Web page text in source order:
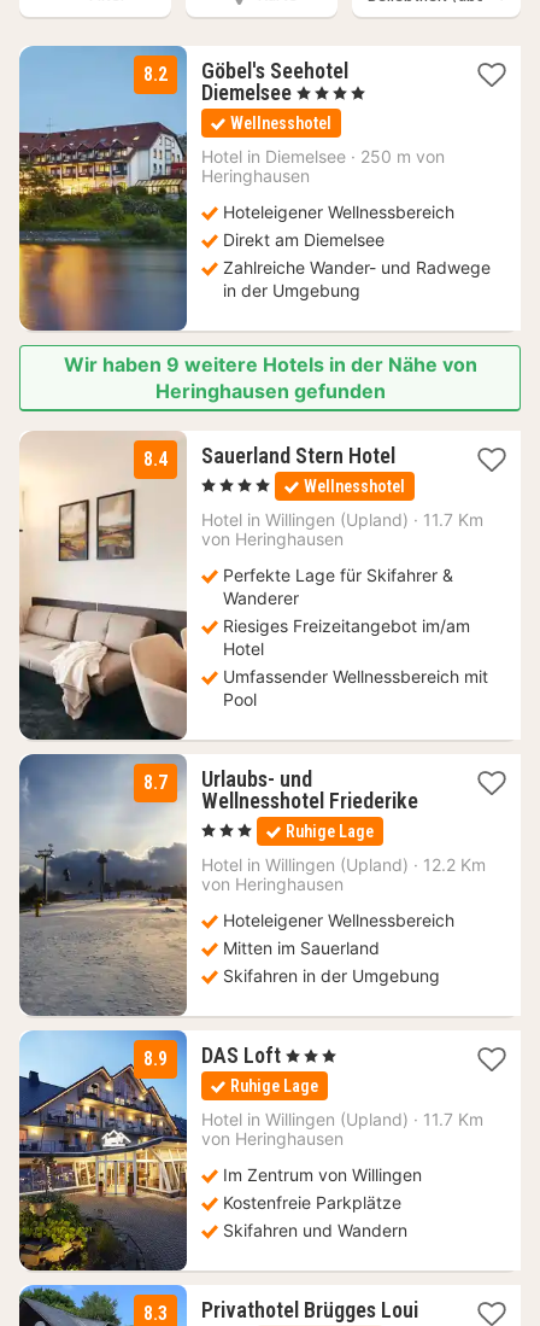
8.2
Göbel's Seehotel
Diemelsee 1
Nacht
ab
162
€
, 4 Sterne
Wellnesshotel
Hotel in Diemelsee · 250 m von
Heringhausen
Hoteleigener Wellnessbereich
Direkt am Diemelsee
Zahlreiche Wander- und Radwege
in der Umgebung
Wir haben 9 weitere Hotels in der Nähe von
Heringhausen gefunden
8.4 Sauerland Stern Hotel2
Nächte
ab
99,50
, 4 Sterne Wellnesshotel
Hotel in Willingen (Upland) · 11.7 Km
von Heringhausen
Perfekte Lage für Skifahrer &
Wanderer
Riesiges Freizeitangebot im/am
Hotel
Umfassender Wellnessbereich mit
Pool
8.7
Urlaubs- und
Wellnesshotel Friederike2
134
, 3 Sterne Ruhige Lage
Hotel in Willingen (Upland) · 12.2 Km
von Heringhausen
Hoteleigener Wellnessbereich
Mitten im Sauerland
Skifahren in der Umgebung
8.9 DAS Loft 3
Nächte
ab
97,33
€
, 3 Sterne
Ruhige Lage
Hotel in Willingen (Upland) · 11.7 Km
von Heringhausen
Im Zentrum von Willingen
Kostenfreie Parkplätze
Skifahren und Wandern
8.3 Privathotel Brügges Loui3